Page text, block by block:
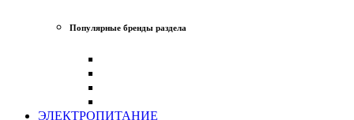
Популярные бренды раздела
ЭЛЕКТРОПИТАНИЕ